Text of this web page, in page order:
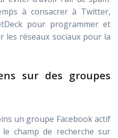
à consacrer à Twitter,
pour programmer et
les réseaux sociaux pour la
sur des groupes
un groupe Facebook actif
champ de recherche sur